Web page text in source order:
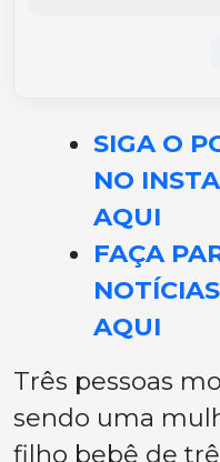
SIGA O
NO
AQUI
FAÇA
AQUI
Três pessoas
sendo uma
filho bebê de